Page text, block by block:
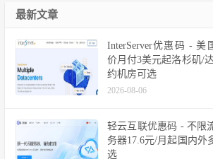
最新文章
InterServer优惠码 - 美
价月付3美元起洛杉矶/
约机房可选
2026-08-06
轻云互联优惠码 - 不限
务器17.6元/月起国内外
选